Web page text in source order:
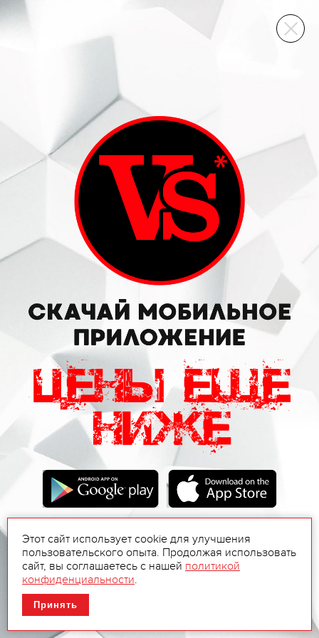
ВИННЫЙ СКЛАД
Этот сайт использует cookie для улучшения
пользовательского опыта. Продолжая использовать
сайт, вы соглашаетесь с нашей политикой
конфиденциальности.
Принять